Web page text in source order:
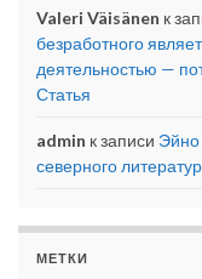
Valeri Väisänen к
безработного
деятельностью —
Статья
admin к записи Эйно
северного
МЕТКИ